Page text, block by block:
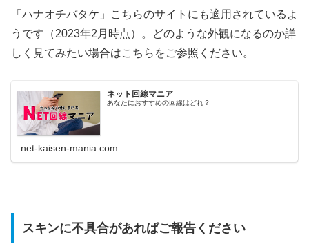
「ハナオチバタケ」こちらのサイトにも適用されているよ
うです（2023年2月時点）。どのような外観になるのか詳
しく見てみたい場合はこちらをご参照ください。
ネット回線マニア
あなたにおすすめの回線はどれ？
net-kaisen-mania.com
スキンに不具合があればご報告ください